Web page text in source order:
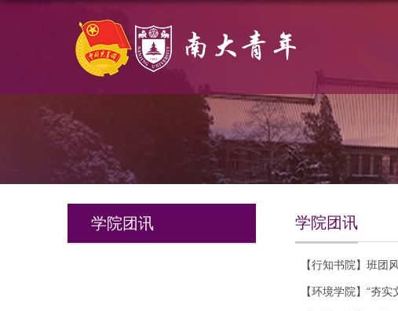
学院团讯 学院团讯
【行知书院】班团
【环境学院】“夯